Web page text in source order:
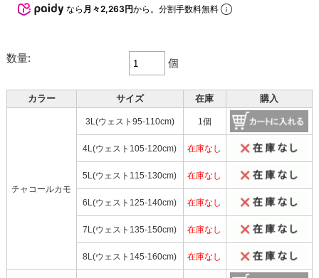
なら 月々2,263円から。分割手数料無料
数量: 個
カラー サイズ 在庫 購入
チャコールカモ
3L(ウェスト95-110cm) 1個
4L(ウェスト105-120cm) 在庫なし
5L(ウェスト115-130cm) 在庫なし
6L(ウェスト125-140cm) 在庫なし
7L(ウェスト135-150cm) 在庫なし
8L(ウェスト145-160cm) 在庫なし